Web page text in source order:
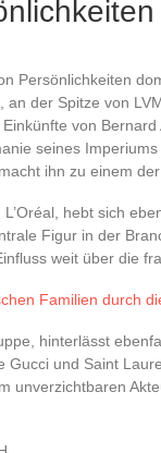
Persönlichkeiten
an der Spitze von
von
seines
ihn zu einem
hebt sich
Figur in der
weit über die
Familien durch
hinterlässt
und Saint
unverzichtbaren